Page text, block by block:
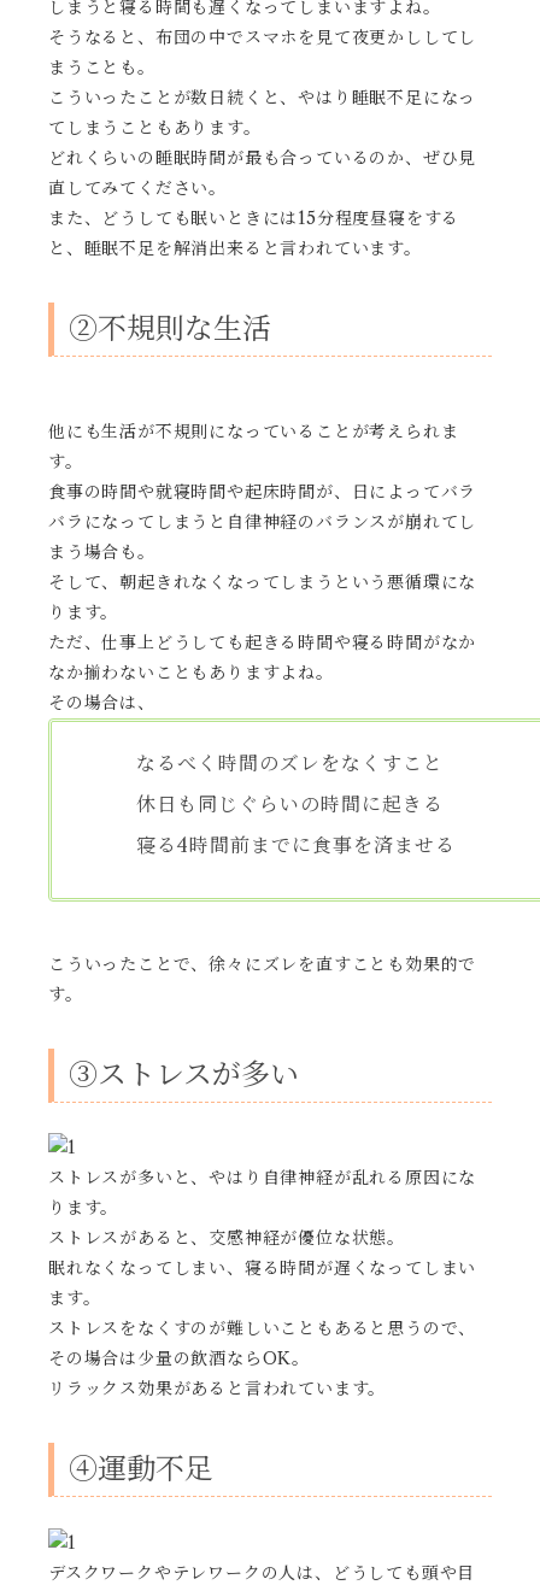
しまうと寝る時間も遅くなってしまいますよね。
そうなると、布団の中でスマホを見て夜更かししてし
まうことも。
こういったことが数日続くと、やはり睡眠不足になっ
てしまうこともあります。
どれくらいの睡眠時間が最も合っているのか、ぜひ見
直してみてください。
また、どうしても眠いときには15分程度昼寝をする
と、睡眠不足を解消出来ると言われています。
②不規則な生活
他にも生活が不規則になっていることが考えられま
す。
食事の時間や就寝時間や起床時間が、日によってバラ
バラになってしまうと自律神経のバランスが崩れてし
まう場合も。
そして、朝起きれなくなってしまうという悪循環にな
ります。
ただ、仕事上どうしても起きる時間や寝る時間がなか
なか揃わないこともありますよね。
その場合は、
なるべく時間のズレをなくすこと
休日も同じぐらいの時間に起きる
寝る4時間前までに食事を済ませる
こういったことで、徐々にズレを直すことも効果的で
す。
③ストレスが多い
ストレスが多いと、やはり自律神経が乱れる原因にな
ります。
ストレスがあると、交感神経が優位な状態。
眠れなくなってしまい、寝る時間が遅くなってしまい
ます。
ストレスをなくすのが難しいこともあると思うので、
その場合は少量の飲酒ならOK。
リラックス効果があると言われています。
④運動不足
デスクワークやテレワークの人は、どうしても頭や目